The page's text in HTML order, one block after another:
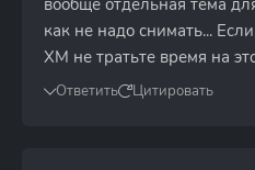
вообще отдельная тема
как не надо снимать...
ХМ не тратьте время на
Ответить Цитировать